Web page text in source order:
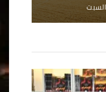
السبت